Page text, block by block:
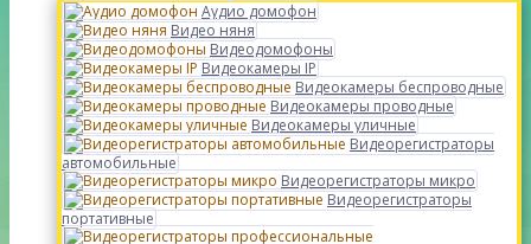
Аудио домофон
Видео няня
Видеодомофоны
Видеокамеры IP
Видеокамеры беспроводные
Видеокамеры проводные
Видеокамеры уличные
Видеорегистраторы
автомобильные
Видеорегистраторы микро
Видеорегистраторы
портативные